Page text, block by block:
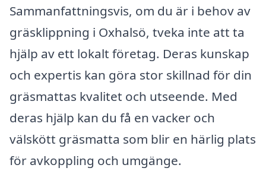
Sammanfattningsvis, om du är i behov av
gräsklippning i Oxhalsö, tveka inte att ta
hjälp av ett lokalt företag. Deras kunskap
och expertis kan göra stor skillnad för din
gräsmattas kvalitet och utseende. Med
deras hjälp kan du få en vacker och
välskött gräsmatta som blir en härlig plats
för avkoppling och umgänge.